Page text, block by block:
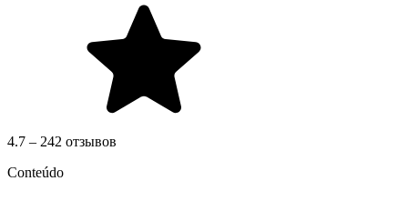
4.7 – 242 отзывов
Conteúdo